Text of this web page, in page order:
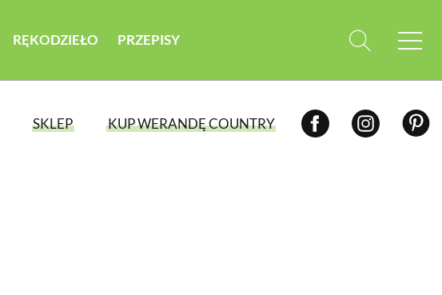
RĘKODZIEŁO PRZEPISY
SKLEP KUP WERANDĘ COUNTRY